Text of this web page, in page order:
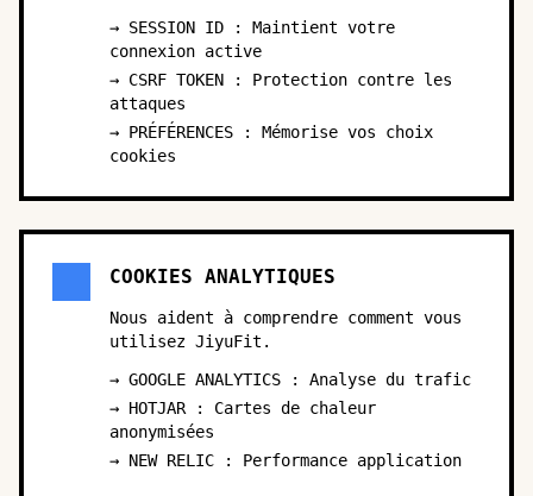
→ SESSION ID : Maintient votre
connexion active
→ CSRF TOKEN : Protection contre les
attaques
→ PRÉFÉRENCES : Mémorise vos choix
cookies
COOKIES ANALYTIQUES
Nous aident à comprendre comment vous
utilisez JiyuFit.
→ GOOGLE ANALYTICS : Analyse du trafic
→ HOTJAR : Cartes de chaleur
anonymisées
→ NEW RELIC : Performance application